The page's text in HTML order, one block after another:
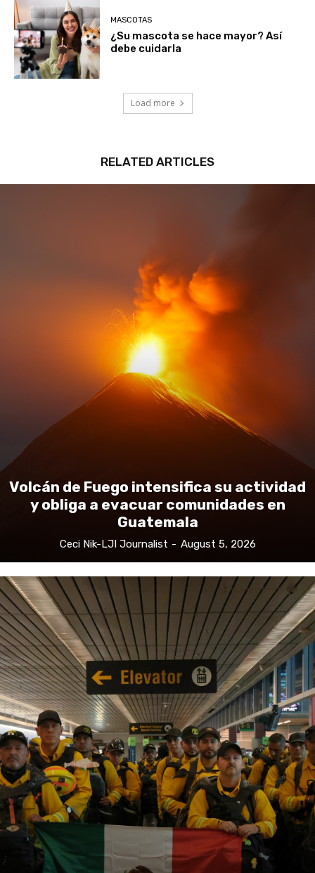
MASCOTAS
¿Su mascota se hace mayor? Así
debe cuidarla
Load more
RELATED ARTICLES
Volcán de Fuego intensifica su actividad
y obliga a evacuar comunidades en
Guatemala
Ceci Nik-LJI Journalist - August 5, 2026